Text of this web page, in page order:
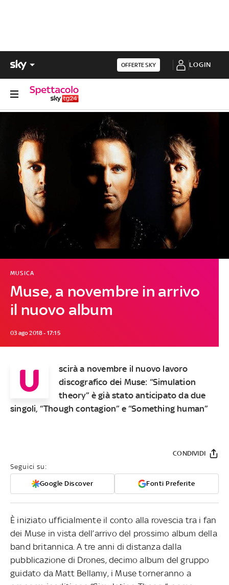
OFFERTE SKY LOGIN
Muse, a novembre in arrivo
il nuovo album
MUSICA
03 ago 2018 - 17:15
U
scirà a novembre il nuovo lavoro
discografico dei Muse: “Simulation
theory” è già stato anticipato da due
singoli, “Though contagion” e “Something human”
Seguici su:
Google Discover Fonti Preferite
CONDIVIDI
È iniziato ufficialmente il conto alla rovescia tra i fan
dei Muse in vista dell’arrivo del prossimo album della
band britannica. A tre anni di distanza dalla
pubblicazione di Drones, decimo album del gruppo
guidato da Matt Bellamy, i Muse torneranno a